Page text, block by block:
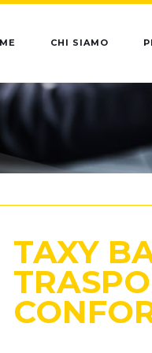
CHI SIAMO
TAXY